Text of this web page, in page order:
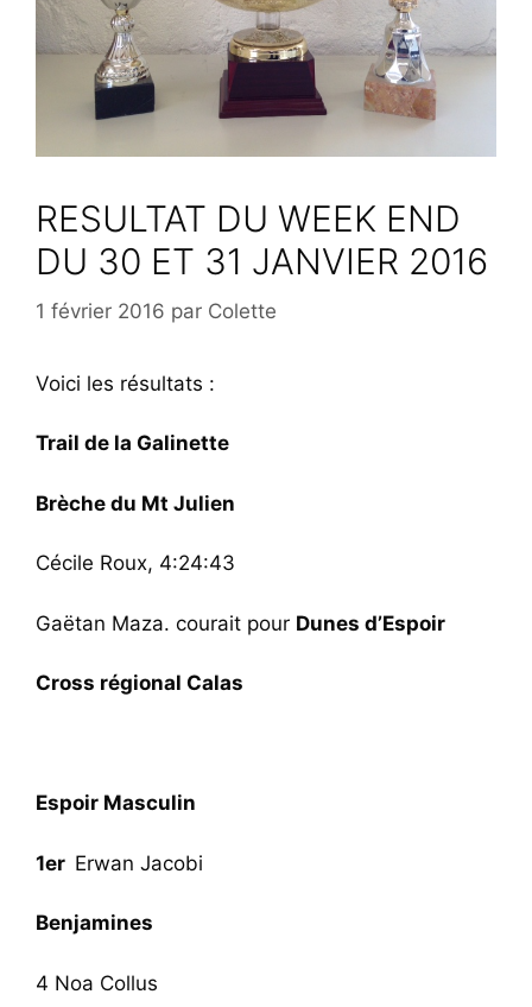
RESULTAT DU WEEK END
DU 30 ET 31 JANVIER 2016
1 février 2016 par Colette
Voici les résultats :
Trail de la Galinette
Brèche du Mt Julien
Cécile Roux, 4:24:43
Gaëtan Maza. courait pour Dunes d’Espoir
Cross régional Calas
Espoir Masculin
1er Erwan Jacobi
Benjamines
4 Noa Collus